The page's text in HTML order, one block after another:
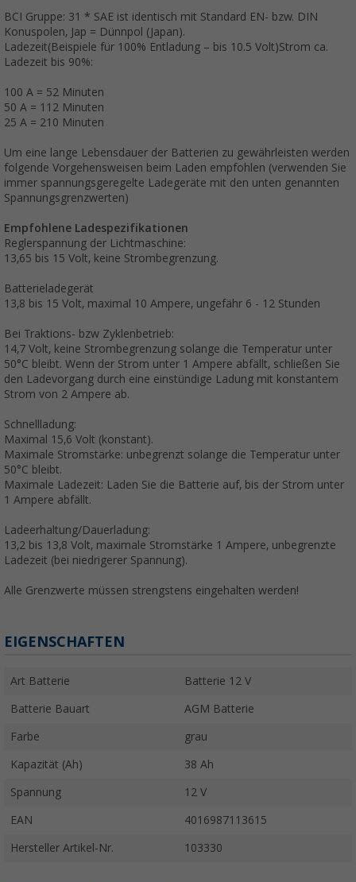
BCI Gruppe: 31 * SAE ist identisch mit Standard EN- bzw. DIN
Konuspolen, Jap = Dünnpol (Japan).
Ladezeit(Beispiele für 100% Entladung – bis 10.5 Volt)Strom ca.
Ladezeit bis 90%:
100 A = 52 Minuten
50 A = 112 Minuten
25 A = 210 Minuten
Um eine lange Lebensdauer der Batterien zu gewährleisten werden
folgende Vorgehensweisen beim Laden empfohlen (verwenden Sie
immer spannungsgeregelte Ladegeräte mit den unten genannten
Spannungsgrenzwerten)
Empfohlene Ladespezifikationen
Reglerspannung der Lichtmaschine:
13,65 bis 15 Volt, keine Strombegrenzung.
Batterieladegerät
13,8 bis 15 Volt, maximal 10 Ampere, ungefähr 6 - 12 Stunden
Bei Traktions- bzw Zyklenbetrieb:
14,7 Volt, keine Strombegrenzung solange die Temperatur unter
50°C bleibt. Wenn der Strom unter 1 Ampere abfällt, schließen Sie
den Ladevorgang durch eine einstündige Ladung mit konstantem
Strom von 2 Ampere ab.
Schnellladung:
Maximal 15,6 Volt (konstant).
Maximale Stromstärke: unbegrenzt solange die Temperatur unter
50°C bleibt.
Maximale Ladezeit: Laden Sie die Batterie auf, bis der Strom unter
1 Ampere abfällt.
Ladeerhaltung/Dauerladung:
13,2 bis 13,8 Volt, maximale Stromstärke 1 Ampere, unbegrenzte
Ladezeit (bei niedrigerer Spannung).
Alle Grenzwerte müssen strengstens eingehalten werden!
EIGENSCHAFTEN
Art Batterie Batterie 12 V
Batterie Bauart AGM Batterie
Farbe grau
Kapazität (Ah) 38 Ah
Spannung 12 V
EAN 4016987113615
Hersteller Artikel-Nr. 103330